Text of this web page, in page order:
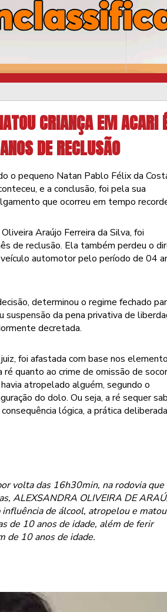
CRIANÇA EM ACARI
DE RECLUSÃO
o pequeno Natan Pablo Félix da
e a conclusão, foi pela sua
que ocorreu em tempo
Araújo Ferreira da Silva, foi
de reclusão. Ela também perdeu o
automotor pelo período de 04
determinou o regime fechado
suspensão da pena privativa de
decretada.
foi afastada com base nos
quanto ao crime de omissão de
atropelado alguém, segundo o
do dolo. Ou seja, a ré sequer
lógica, a prática
volta das 16h30min, na rodovia que
ALEXSANDRA OLIVEIRA DE
de álcool, atropelou e
de 10 anos de idade, além de ferir
de 10 anos de idade.